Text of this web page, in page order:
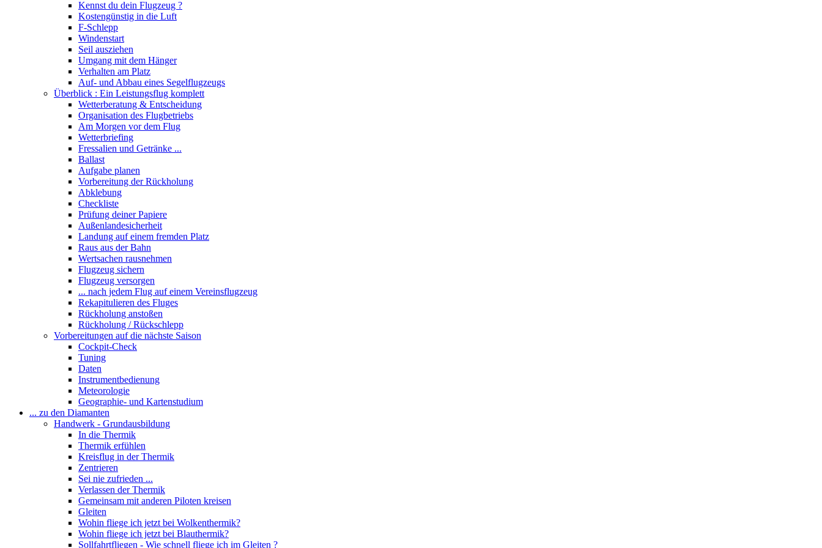
Kennst du dein Flugzeug ?
Kostengünstig in die Luft
F-Schlepp
Windenstart
Seil ausziehen
Umgang mit dem Hänger
Verhalten am Platz
Auf- und Abbau eines Segelflugzeugs
Überblick : Ein Leistungsflug komplett
Wetterberatung & Entscheidung
Organisation des Flugbetriebs
Am Morgen vor dem Flug
Wetterbriefing
Fressalien und Getränke ...
Ballast
Aufgabe planen
Vorbereitung der Rückholung
Abklebung
Checkliste
Prüfung deiner Papiere
Außenlandesicherheit
Landung auf einem fremden Platz
Raus aus der Bahn
Wertsachen rausnehmen
Flugzeug sichern
Flugzeug versorgen
... nach jedem Flug auf einem Vereinsflugzeug
Rekapitulieren des Fluges
Rückholung anstoßen
Rückholung / Rückschlepp
Vorbereitungen auf die nächste Saison
Cockpit-Check
Tuning
Daten
Instrumentbedienung
Meteorologie
Geographie- und Kartenstudium
... zu den Diamanten
Handwerk - Grundausbildung
In die Thermik
Thermik erfühlen
Kreisflug in der Thermik
Zentrieren
Sei nie zufrieden ...
Verlassen der Thermik
Gemeinsam mit anderen Piloten kreisen
Gleiten
Wohin fliege ich jetzt bei Wolkenthermik?
Wohin fliege ich jetzt bei Blauthermik?
Sollfahrtfliegen - Wie schnell fliege ich im Gleiten ?